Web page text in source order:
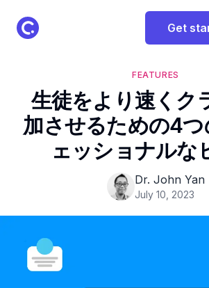
ClassPoint Logo Get
FEATURES
生徒をより速くク
加させるための4
ェッショナルな
Dr. John Yan
July 10, 2023